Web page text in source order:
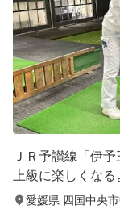
ＪＲ予讃線「伊
上級に楽しくな
愛媛県 四国中央